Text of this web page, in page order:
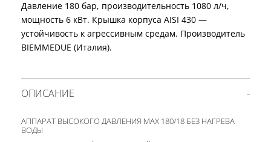
Давление 180 бар, производительность 1080 л/ч,
мощность 6 кВт. Крышка корпуса AISI 430 —
устойчивость к агрессивным средам. Производитель
BIEMMEDUE (Италия).
ОПИСАНИЕ
АППАРАТ ВЫСОКОГО ДАВЛЕНИЯ MAX 180/18 БЕЗ НАГРЕВА
ВОДЫ